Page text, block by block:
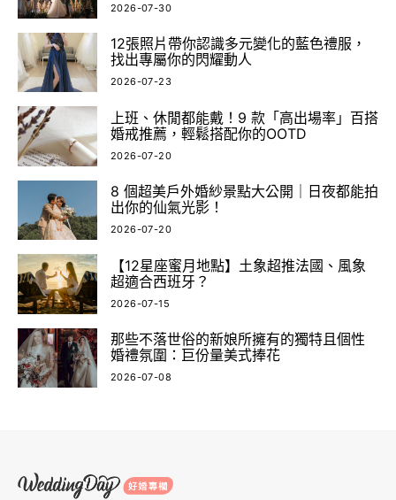
2026-07-30
12張照片帶你認識多元變化的藍色禮服，
找出專屬你的閃耀動人
2026-07-23
上班、休閒都能戴！9 款「高出場率」百搭
婚戒推薦，輕鬆搭配你的OOTD
2026-07-20
8 個超美戶外婚紗景點大公開｜日夜都能拍
出你的仙氣光影！
2026-07-20
【12星座蜜月地點】土象超推法國、風象
超適合西班牙？
2026-07-15
那些不落世俗的新娘所擁有的獨特且個性
婚禮氛圍：巨份量美式捧花
2026-07-08